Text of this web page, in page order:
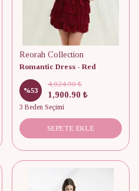
Reorah Collection
Romantic Dress - Red
%53
4,024.90 ₺
1,900.90 ₺
3 Beden Seçimi
SEPETE EKLE